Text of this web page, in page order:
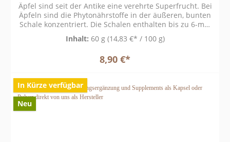
Äpfel sind seit der Antike eine verehrte Superfrucht. Bei
Äpfeln sind die Phytonährstoffe in der äußeren, bunten
Schale konzentriert. Die Schalen enthalten bis zu 6-mal
Apfelschalenpulver bietet antioxidative Unterstützung
Enzym- und Antioxidansintegrität gewährleisten. 100%
den Apfel mit der Schale zu essen, da in der Schale
wichtige Polyphenole, Flavonoide sowie Quercetin und
viele weitere Vitamine enthalten sind. Apfelschalen
enthalten lösliche und unlösliche Ballaststoffe. Die
Inhalt: 60 g (14,83 €* / 100 g)
8,90 €*
In Kürze verfügbar
Neu